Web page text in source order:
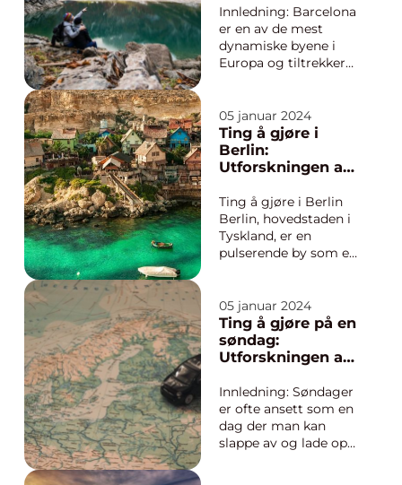
historie, kultur, natur
eller mat,...
Innledning: Barcelona
er en av de mest
dynamiske byene i
Europa og tiltrekker
hele verden. Byen
tilbyr et bredt spekter
av aktiviteter og
opplevelser som
smak og interesse.
Enten du er kunst- og
...
05 januar 2024
Ting å gjøre i
Berlin:
Utforskningen av
historisk by
Ting å gjøre i Berlin
Berlin, hovedstaden i
Tyskland, er en
pulserende by som er
mangfoldige
aktivitetstilbud. Enten
du er en eventyrlysten
ung person som er
mat eller natteliv, vil
Berli...
05 januar 2024
Ting å gjøre på en
søndag:
Utforskningen av
muligheter
Innledning: Søndager
er ofte ansett som en
dag der man kan
slappe av og lade opp